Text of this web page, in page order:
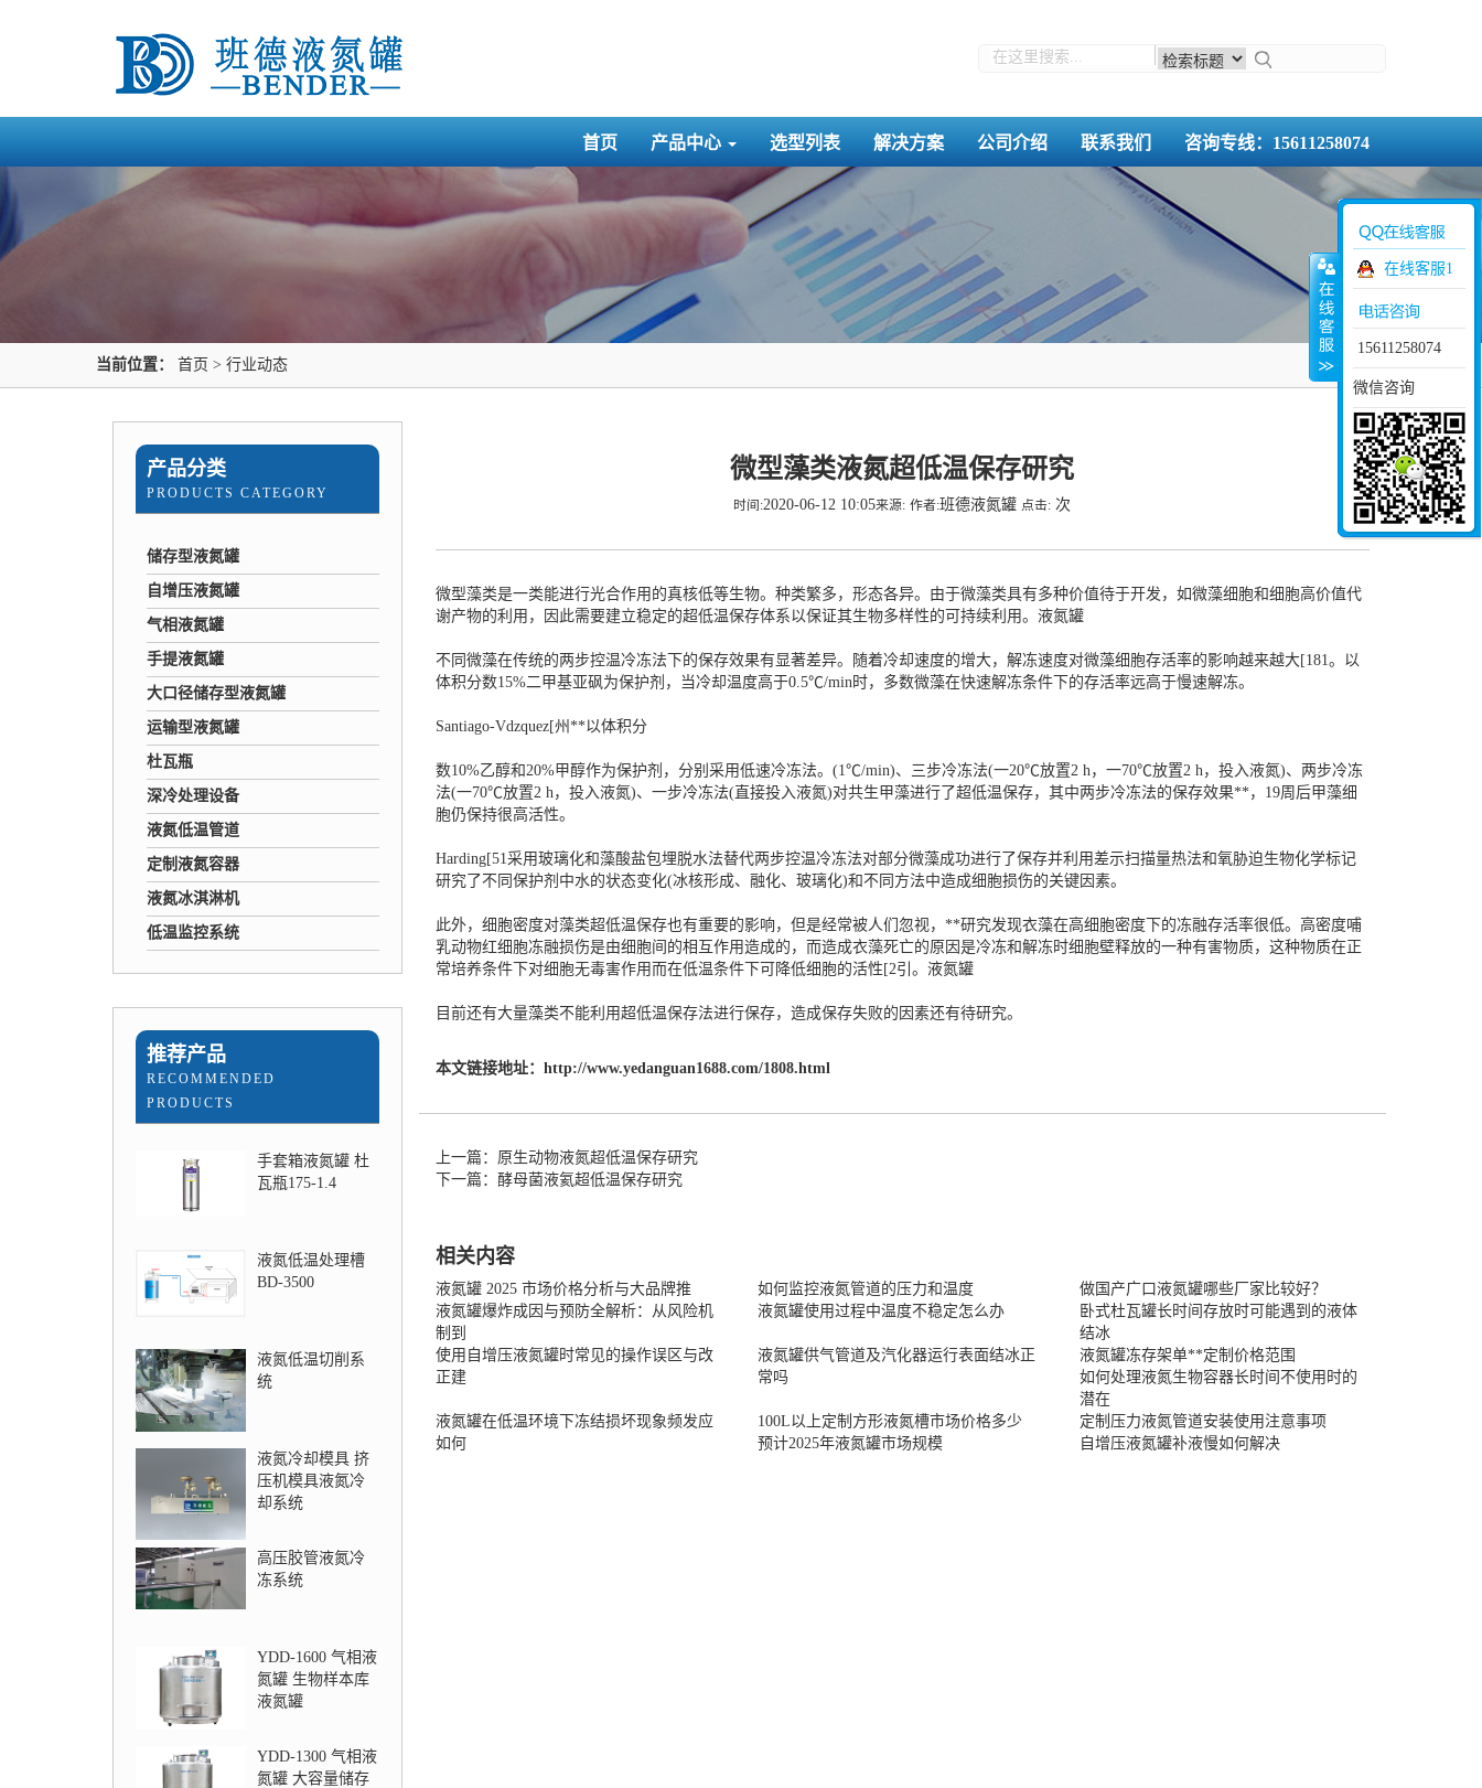
首页 产品中心 选型列表 解决方案 公司介绍 联系我们 咨询专线：15611258074
当前位置： 首页 > 行业动态
产品分类
PRODUCTS CATEGORY
储存型液氮罐
自增压液氮罐
气相液氮罐
手提液氮罐
大口径储存型液氮罐
运输型液氮罐
杜瓦瓶
深冷处理设备
液氮低温管道
定制液氮容器
液氮冰淇淋机
低温监控系统
推荐产品
RECOMMENDED
PRODUCTS
手套箱液氮罐 杜
瓦瓶175-1.4
液氮低温处理槽
BD-3500
液氮低温切削系
统
液氮冷却模具 挤
压机模具液氮冷
却系统
高压胶管液氮冷
冻系统
YDD-1600 气相液
氮罐 生物样本库
液氮罐
YDD-1300 气相液
氮罐 大容量储存
微型藻类液氮超低温保存研究
时间:2020-06-12 10:05来源: 作者:班德液氮罐 点击: 次
微型藻类是一类能进行光合作用的真核低等生物。种类繁多，形态各异。由于微藻类具有多种价值待于开发，如微藻细胞和细胞高价值代
谢产物的利用，因此需要建立稳定的超低温保存体系以保证其生物多样性的可持续利用。 液氮罐
不同微藻在传统的两步控温冷冻法下的保存效果有显著差异。随着冷却速度的增大，解冻速度对微藻细胞存活率的影响越来越大[181。以
体积分数15%二甲基亚砜为保护剂，当冷却温度高于0.5℃/min时，多数微藻在快速解冻条件下的存活率远高于慢速解冻。
Santiago-Vdzquez[州**以体积分
数10%乙醇和20%甲醇作为保护剂，分别采用低速冷冻法。(1℃/min)、三步冷冻法(一20℃放置2 h，一70℃放置2 h，投入液氮)、两步冷冻
法(一70℃放置2 h，投入液氮)、一步冷冻法(直接投入液氮)对共生甲藻进行了超低温保存，其中两步冷冻法的保存效果**，19周后甲藻细
胞仍保持很高活性。
Harding[51采用玻璃化和藻酸盐包埋脱水法替代两步控温冷冻法对部分微藻成功进行了保存并利用差示扫描量热法和氧胁迫生物化学标记
研究了不同保护剂中水的状态变化(冰核形成、融化、玻璃化)和不同方法中造成细胞损伤的关键因素。
此外，细胞密度对藻类超低温保存也有重要的影响，但是经常被人们忽视，**研究发现衣藻在高细胞密度下的冻融存活率很低。高密度哺
乳动物红细胞冻融损伤是由细胞间的相互作用造成的，而造成衣藻死亡的原因是冷冻和解冻时细胞壁释放的一种有害物质，这种物质在正
常培养条件下对细胞无毒害作用而在低温条件下可降低细胞的活性[2引。 液氮罐
目前还有大量藻类不能利用超低温保存法进行保存，造成保存失败的因素还有待研究。
本文链接地址： http://www.yedanguan1688.com/1808.html
上一篇：原生动物液氮超低温保存研究
下一篇：酵母菌液氦超低温保存研究
相关内容
液氮罐 2025 市场价格分析与大品牌推 如何监控液氮管道的压力和温度
做国产广口液氮罐哪些厂家比较好？
液氮罐爆炸成因与预防全解析：从风险机
制到
液氮罐使用过程中温度不稳定怎么办
卧式杜瓦罐长时间存放时可能遇到的液体
结冰
使用自增压液氮罐时常见的操作误区与改
正建
液氮罐供气管道及汽化器运行表面结冰正
常吗
液氮罐冻存架单**定制价格范围
如何处理液氮生物容器长时间不使用时的
潜在
液氮罐在低温环境下冻结损坏现象频发应
如何
100L以上定制方形液氮槽市场价格多少
定制压力液氮管道安装使用注意事项
预计2025年液氮罐市场规模
自增压液氮罐补液慢如何解决
在线客服1
15611258074
微信咨询